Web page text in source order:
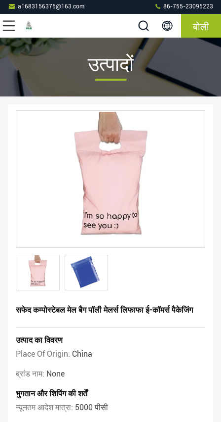
a1683156375@163.com 86-755-23095223
बोली
उत्पादों
सफेद कम्पोस्टेबल मेल बैग पॉली मेलर्स लिफाफा ई-कॉमर्स पैकेजिंग
उत्पाद का विवरण
Place Of Origin: China
ब्रांड नाम: None
भुगतान और शिपिंग की शर्तें
न्यूनतम आदेश मात्रा: 5000 पीसी